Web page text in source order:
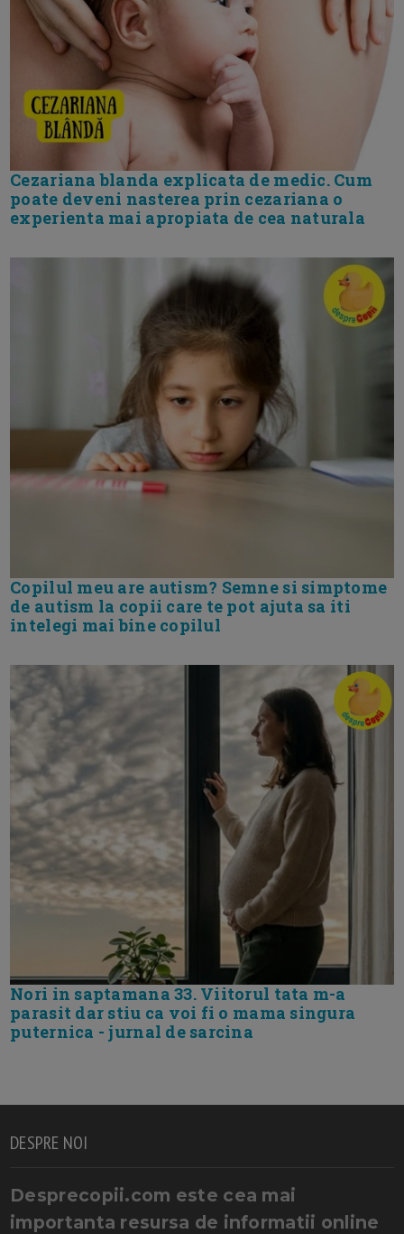
Cezariana blanda explicata de medic. Cum
poate deveni nasterea prin cezariana o
experienta mai apropiata de cea naturala
Copilul meu are autism? Semne si simptome
de autism la copii care te pot ajuta sa iti
intelegi mai bine copilul
Nori in saptamana 33. Viitorul tata m-a
parasit dar stiu ca voi fi o mama singura
puternica - jurnal de sarcina
DESPRE NOI
Desprecopii.com este cea mai
importanta resursa de informatii online